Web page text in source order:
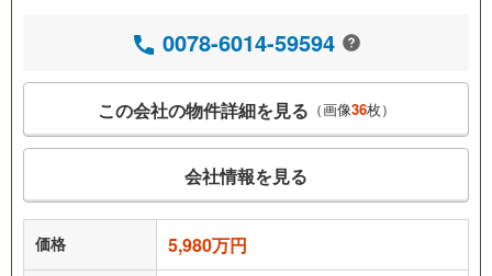
0078-6014-59594
この会社の物件詳細を見る （画像36枚）
会社情報を見る
価格 5,980万円